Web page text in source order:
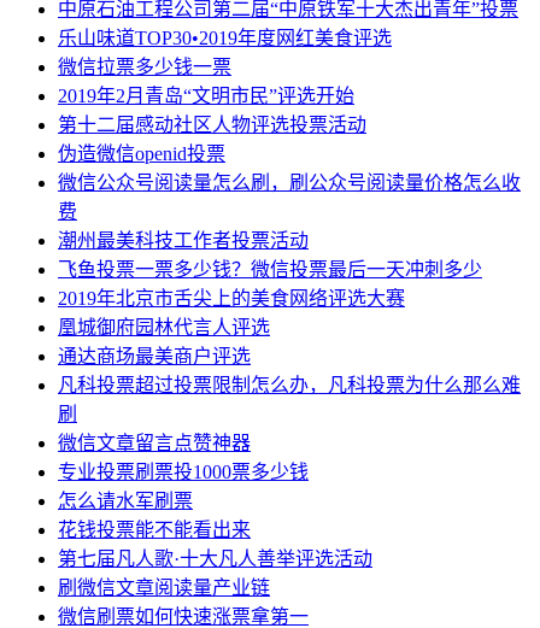
中原石油工程公司第二届“中原铁军十大杰出青年”投票
乐山味道TOP30•2019年度网红美食评选
微信拉票多少钱一票
2019年2月青岛“文明市民”评选开始
第十二届感动社区人物评选投票活动
伪造微信openid投票
微信公众号阅读量怎么刷，刷公众号阅读量价格怎么收
费
潮州最美科技工作者投票活动
飞鱼投票一票多少钱？微信投票最后一天冲刺多少
2019年北京市舌尖上的美食网络评选大赛
凰城御府园林代言人评选
通达商场最美商户评选
凡科投票超过投票限制怎么办，凡科投票为什么那么难
刷
微信文章留言点赞神器
专业投票刷票投1000票多少钱
怎么请水军刷票
花钱投票能不能看出来
第七届凡人歌·十大凡人善举评选活动
刷微信文章阅读量产业链
微信刷票如何快速涨票拿第一